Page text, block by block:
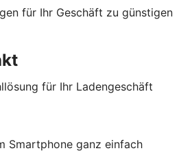
für Ihr Geschäft zu günstigen
für Ihr Ladengeschäft
Smartphone ganz einfach